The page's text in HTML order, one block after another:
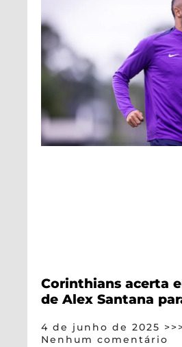
Corinthians acerta
de Alex Santana
4 de junho de 2025
Nenhum comentário